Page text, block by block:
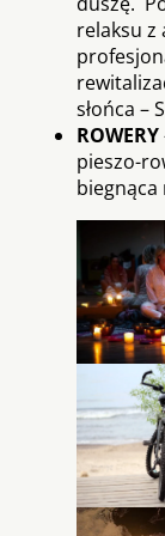
relaksu z
słońca –
ROWERY
pieszo-
biegnąca